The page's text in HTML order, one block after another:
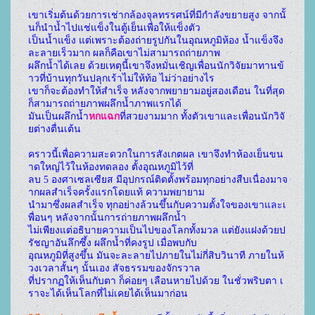
เขาเริ่มต้นด้วยการเช่ากล้องจุลทรรศน์ที่มีกำลังขยายสูง จากนั้
นก็นำน้ำไปแช่แข็งในตู้เย็นเพื่อให้แข็งตัว
เป็นน้ำแข็ง แต่เพราะต้องถ่ายรูปกันในอุณหภูมิห้อง น้ำแข็งจึง
ละลายเร็วมาก ผลก็คือเขาไม่สามารถถ่ายภาพ
ผลึกน้ำได้เลย ด้วยเหตุนี้เขาจึงหมั่นเชิญเพื่อนนักวิจัยมาทานข้
าวที่บ้านทุกวันปลุกเร้าไม่ให้ท้อ ไม่ว่าอย่างไร
เขาก็จะต้องทำให้สำเร็จ หลังจากพยายามอยู่สองเดือน ในที่สุด
ก็สามารถถ่ายภาพผลึกน้ำภาพแรกได้
มันเป็นผลึกน้ำหกแฉกที่สวยงามมาก ทั้งตัวเขาและเพื่อนนักวิจั
ยต่างตื่นเต้น
คราวนี้เพื่อความสะดวกในการสังเกตผล เขาจึงทำห้องเย็นขน
าดใหญ่ไว้ในห้องทดลอง ตั้งอุณหภูมิไว้ที่
ลบ 5 องศาเซลเซียส มีอุปกรณ์ติดตั้งพร้อมทุกอย่างสืบเนื่องมาจ
ากผลสำเร็จครั้งแรกโดยแท้ ความพยายาม
นำมาซึ่งผลสำเร็จ ทุกอย่างล้วนขึ้นกับความตั้งใจของเขาและเ
พื่อนๆ หลังจากนั้นการถ่ายภาพผลึกน้ำ
ไม่เพียงแต่อธิบายความเป็นไปของโลกทั้งมวล แต่ยังแฝงด้วยป
รัชญาอันลึกซึ้ง ผลึกน้ำที่คงรูป เมื่อพบกับ
อุณหภูมิที่สูงขึ้น มันจะละลายไปภายในไม่กี่สิบวินาที ภายในห้
วงเวลาสั้นๆ นั้นเอง สัจธรรมของจักรวาล
ที่ปรากฏให้เห็นกับตา ก็ค่อยๆ เลือนหายไปด้วย ในชั่วพริบตา เ
ราจะได้เห็นโลกที่ไม่เคยได้เห็นมาก่อน